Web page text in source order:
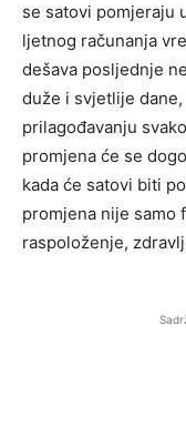
se satovi pomjeraju
ljetnog računanja
dešava posljednje
duže i svjetlije
prilagođavanju
promjena će se
kada će satovi biti
promjena nije samo
raspoloženje,